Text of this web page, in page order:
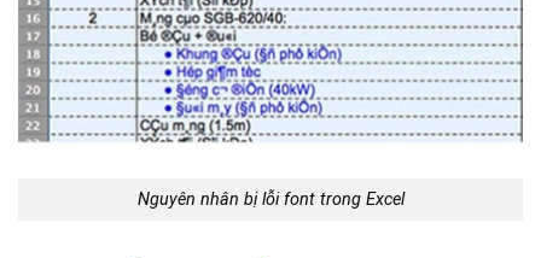
Nguyên nhân bị lỗi font trong Excel